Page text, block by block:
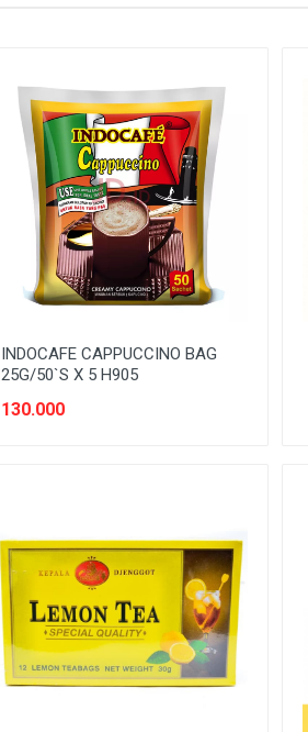
INDOCAFE CAPPUCCINO BAG
25G/50`S X 5 H905
130.000